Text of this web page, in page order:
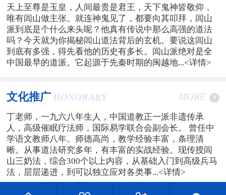
天上至尊是玉皇，人间最贵是君王，天下鬼神皆敬仰，
唯有闾山做主张。就连神鬼见了，都要向其叩拜，闾山
派到底是个什么来头呢？他真有传说中那么高强的道法
吗？今天就为你揭秘闾山道法背后的玄机。要说这闾山
到底有多强，得先看他的历史有多长。闾山派绝对是全
中国最早的道派。它起源于先秦时期的闽越地...<详情>
文化推广 HONORARY MORE
丁老师，一九六八年生人，中国道教正一派非遗传承
人，高级催眠疗法师，国际易学联合会副会长。 曾任中
学语文教师八年。师德高尚，教学经验丰富，条理清
晰。从事道法研究多年，有丰富的实战经验。现传授闾
山三奶法，综合300个以上内容，从基础入门到高级兵马
法，层层递进，到可以独立应对各类事...<详情>